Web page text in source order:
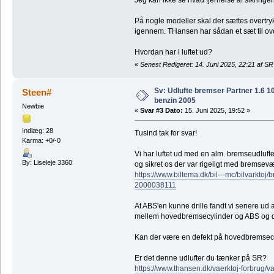
På nogle modeller skal der sættes
igennem. THansen har sådan et sæt til
Hvordan har i luftet ud?
« Senest Redigeret: 14. Juni 2025, 22:21 af SR
Steen#
Newbie
Indlæg: 28
Karma: +0/-0
By: Liseleje 3360
Sv: Udlufte bremser Partner 1.6
benzin 2005
« Svar #3 Dato: 15. Juni 2025, 19:52 »
Tusind tak for svar!
Vi har luftet ud med en alm.
og sikret os der var rigeligt med
https://www.biltema.dk/bil---mc/
2000038111
At ABS'en kunne drille fandt vi senere
mellem hovedbremsecylinder og ABS og
Kan der være en defekt på
Er det denne udlufter du tænker på SR?
https://www.thansen.dk/vaerktoj-forbrug/